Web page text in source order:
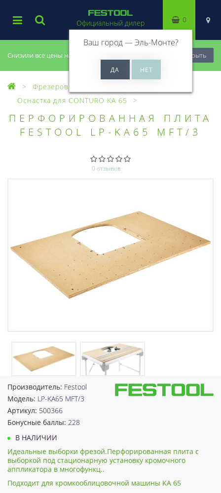
Снизили все цены на 20%, успей купить! Закрыть
Официальный дилер
Ваш город —Эль-Монте?
0
Фрезерование
Оснастка для CONTURO KA 65
ПЕРФОРИРОВАННАЯ ПЛИТА
FESTOOL LP-KA65 MFT/3
0 отзывов
Производитель: Festool
Модель: LP-KA65 MFT/3
Артикул: 500366
Бонусные баллы: 228
В НАЛИЧИИ
Идеальные выборки фрезой.Перфорированная плита с
выборкой под стационарную установку кромочного
аппликатора в многофункц..
Подходит для кромкооблицовочной машины KA 65